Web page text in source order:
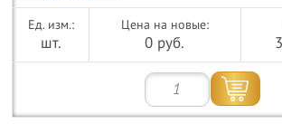
шт.
Цена на новые:
0 руб.